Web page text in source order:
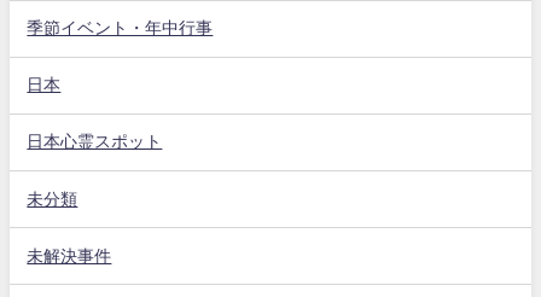
季節イベント・年中行事
日本
日本心霊スポット
未分類
未解決事件